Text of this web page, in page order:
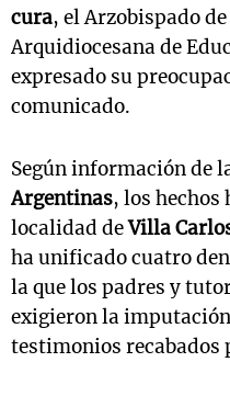
cura, el Arzobispado
Arquidiocesana de
expresado su
comunicado.
Según información de
Argentinas, los
localidad deVilla
ha unificado cuatro
la que los padres y
exigieron la
testimonios recabados